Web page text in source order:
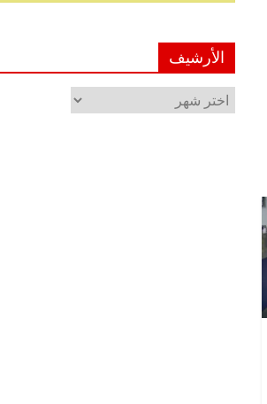
الأرشيف
الأرشيف